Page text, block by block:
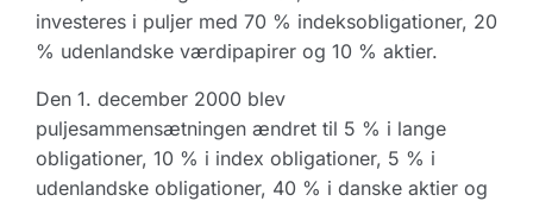
investeres i puljer med 70 % indeksobligationer, 20
% udenlandske værdipapirer og 10 % aktier.
Den 1. december 2000 blev
puljesammensætningen ændret til 5 % i lange
obligationer, 10 % i index obligationer, 5 % i
udenlandske obligationer, 40 % i danske aktier og